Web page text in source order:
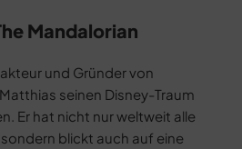
Mandalorian
und Gründer von
seinen Disney-Traum
Er hat nicht nur weltweit alle
blickt auch auf eine